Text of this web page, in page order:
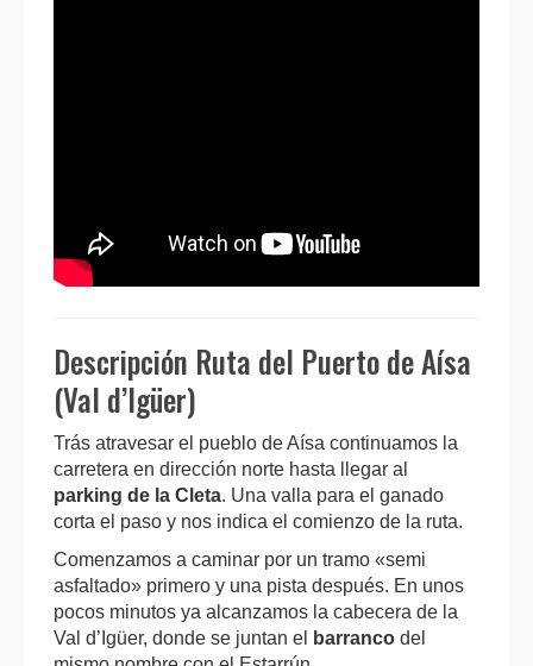
Descripción Ruta del Puerto de Aísa
(Val d’Igüer)
Trás atravesar el pueblo de Aísa continuamos la
carretera en dirección norte hasta llegar al
parking de la Cleta. Una valla para el ganado
corta el paso y nos indica el comienzo de la ruta.
Comenzamos a caminar por un tramo «semi
asfaltado» primero y una pista después. En unos
pocos minutos ya alcanzamos la cabecera de la
Val d’Igüer, donde se juntan el
barranco del